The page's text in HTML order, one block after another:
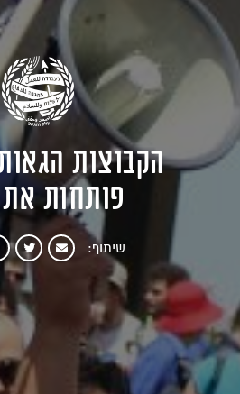
הקבוצות
פותחות
שיתוף: